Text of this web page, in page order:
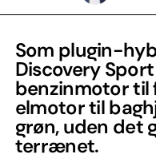
Som plugin-
Discovery
benzinmotor til
elmotor til
grøn, uden det
terrænet.